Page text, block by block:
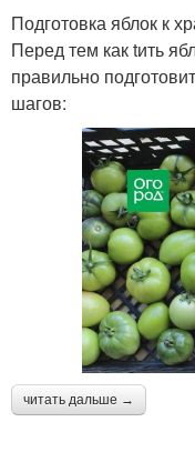
Подготовка яблок к
Перед тем как tить
правильно
шагов:
читать дальше →